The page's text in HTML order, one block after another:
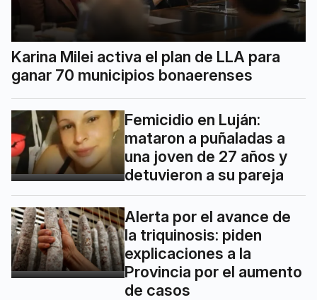
Karina Milei activa el plan de LLA para
ganar 70 municipios bonaerenses
Femicidio en Luján:
mataron a puñaladas a
una joven de 27 años y
detuvieron a su pareja
Alerta por el avance de
la triquinosis: piden
explicaciones a la
Provincia por el aumento
de casos